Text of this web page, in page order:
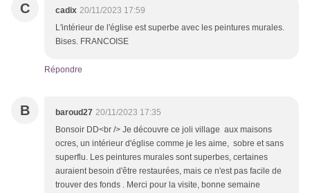
C cadix 20/11/2023 17:59
L'intérieur de l'église est superbe avec les peintures murales.
Bises. FRANCOISE
Répondre
B baroud27 20/11/2023 17:35
Bonsoir DD<br /> Je découvre ce joli village aux maisons
ocres, un intérieur d'église comme je les aime, sobre et sans
superflu. Les peintures murales sont superbes, certaines
auraient besoin d'être restaurées, mais ce n'est pas facile de
trouver des fonds . Merci pour la visite, bonne semaine